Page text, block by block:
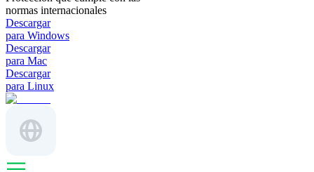
normas internacionales
Descargar
para Windows
Descargar
para Mac
Descargar
para Linux